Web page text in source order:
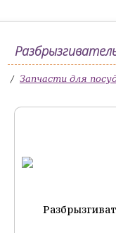
/ Запчасти для